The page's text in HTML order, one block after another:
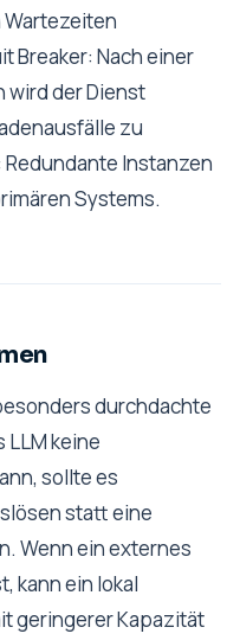
Wartezeiten
Breaker: Nach einer
wird der Dienst
zu
Instanzen
Systems.
durchdachte
LLM keine
sollte es
statt eine
Wenn ein externes
kann ein lokal
geringerer Kapazität